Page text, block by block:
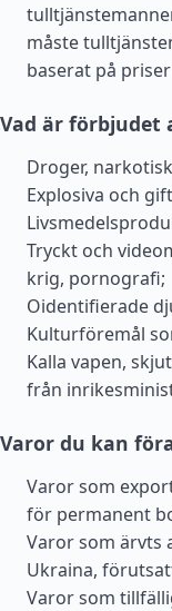
måste
baserat på
Vad är förbjudet
Droger,
Explosiva och
Tryckt och
krig, pornografi;
Oidentifierade
Kulturföremål
Kalla vapen,
från
Varor du kan
Varor som
för permanent
Varor som ärvts
Ukraina,
Varor som